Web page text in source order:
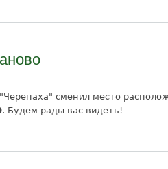
сменил место
. Будем рады вас видеть!